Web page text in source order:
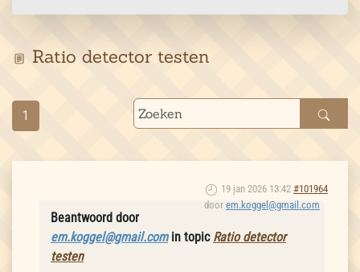
Ratio detector testen
1
19 jan 2026 13:42 #101964
door em.koggel@gmail.com
Beantwoord door
em.koggel@gmail.comin topic Ratio detector
testen